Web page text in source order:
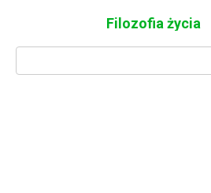
Filozofia życia
Search: